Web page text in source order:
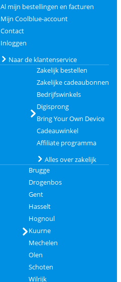
Al mijn bestellingen en facturen
Mijn Coolblue-account
Contact
Inloggen
Naar de klantenservice
Zakelijk bestellen
Zakelijke cadeaubonnen
Bedrijfswinkels
Digisprong
Bring Your Own Device
Cadeauwinkel
Affiliate programma
Alles over zakelijk
Brugge
Drogenbos
Gent
Hasselt
Hognoul
Kuurne
Mechelen
Olen
Schoten
Wilrijk